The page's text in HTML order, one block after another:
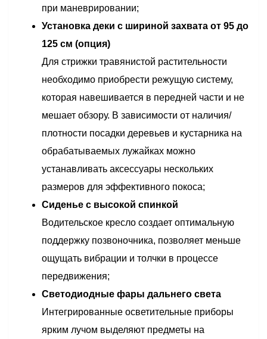
при маневрировании;
Установка деки с шириной захвата от 95 до
125 см (опция)
Для стрижки травянистой растительности
необходимо приобрести режущую систему,
которая навешивается в передней части и не
мешает обзору. В зависимости от наличия/
плотности посадки деревьев и кустарника на
обрабатываемых лужайках можно
устанавливать аксессуары нескольких
размеров для эффективного покоса;
Сиденье с высокой спинкой
Водительское кресло создает оптимальную
поддержку позвоночника, позволяет меньше
ощущать вибрации и толчки в процессе
передвижения;
Светодиодные фары дальнего света
Интегрированные осветительные приборы
ярким лучом выделяют предметы на